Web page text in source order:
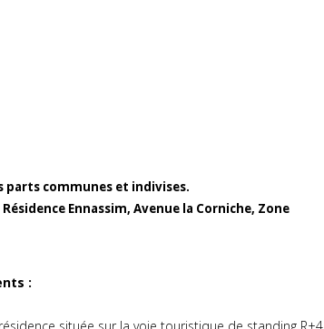
parts communes et indivises.
Ennassim, Avenue la Corniche, Zone
: